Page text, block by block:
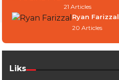
21 Articles
Ryan Farizzal
20 Articles
Liks